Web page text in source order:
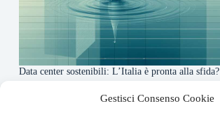
Gestisci Consenso Cookie
Data center sostenibili: L’Italia è pronta alla sfida?